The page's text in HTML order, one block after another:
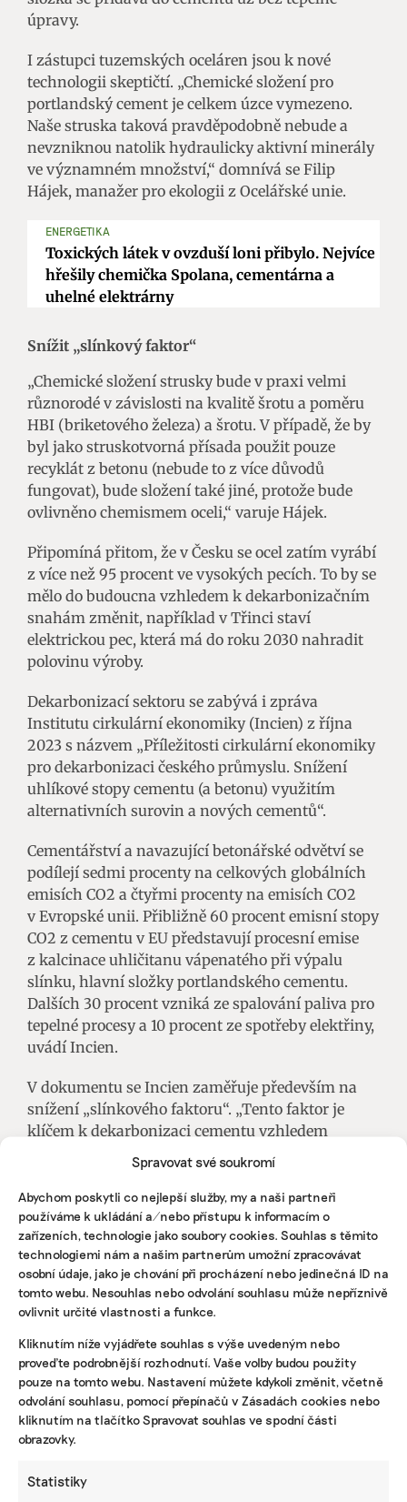
Spravovat své soukromí
Abychom poskytli co nejlepší služby, my a naši partneři
používáme k ukládání a/nebo přístupu k informacím o
zařízeních, technologie jako soubory cookies. Souhlas s těmito
technologiemi nám a našim partnerům umožní zpracovávat
osobní údaje, jako je chování při procházení nebo jedinečná ID na
tomto webu. Nesouhlas nebo odvolání souhlasu může nepříznivě
ovlivnit určité vlastnosti a funkce.
Kliknutím níže vyjádřete souhlas s výše uvedeným nebo
proveďte podrobnější rozhodnutí. Vaše volby budou použity
pouze na tomto webu. Nastavení můžete kdykoli změnit, včetně
odvolání souhlasu, pomocí přepínačů v Zásadách cookies nebo
kliknutím na tlačítko Spravovat souhlas ve spodní části
obrazovky.
Statistiky
úpravy.
I zástupci tuzemských oceláren jsou k nové
technologii skeptičtí. „Chemické složení pro
portlandský cement je celkem úzce vymezeno.
Naše struska taková pravděpodobně nebude a
nevzniknou natolik hydraulicky aktivní minerály
ve významném množství,“ domnívá se Filip
Hájek, manažer pro ekologii z Ocelářské unie.
ENERGETIKA
Toxických látek v ovzduší loni přibylo. Nejvíce
hřešily chemička Spolana, cementárna a
uhelné elektrárny
Snížit „slínkový faktor“
„Chemické složení strusky bude v praxi velmi
různorodé v závislosti na kvalitě šrotu a poměru
HBI (briketového železa) a šrotu. V případě, že by
byl jako struskotvorná přísada použit pouze
recyklát z betonu (nebude to z více důvodů
fungovat), bude složení také jiné, protože bude
ovlivněno chemismem oceli,“ varuje Hájek.
Připomíná přitom, že v Česku se ocel zatím vyrábí
z více než 95 procent ve vysokých pecích. To by se
mělo do budoucna vzhledem k dekarbonizačním
snahám změnit, například v Třinci staví
elektrickou pec, která má do roku 2030 nahradit
polovinu výroby.
Dekarbonizací sektoru se zabývá i zpráva
Institutu cirkulární ekonomiky (Incien) z října
2023 s názvem „Příležitosti cirkulární ekonomiky
pro dekarbonizaci českého průmyslu. Snížení
uhlíkové stopy cementu (a betonu) využitím
alternativních surovin a nových cementů“.
Cementářství a navazující betonářské odvětví se
podílejí sedmi procenty na celkových globálních
emisích CO2 a čtyřmi procenty na emisích CO2
v Evropské unii. Přibližně 60 procent emisní stopy
CO2 z cementu v EU představují procesní emise
z kalcinace uhličitanu vápenatého při výpalu
slínku, hlavní složky portlandského cementu.
Dalších 30 procent vzniká ze spalování paliva pro
tepelné procesy a 10 procent ze spotřeby elektřiny,
uvádí Incien.
V dokumentu se Incien zaměřuje především na
snížení „slínkového faktoru“. „Tento faktor je
klíčem k dekarbonizaci cementu vzhledem
k tomu, že výroba slínku se podílí 94 procenty na
emisích CO2 z výroby cementu. A zatímco cement
tvoří v průměru 14 procent hmotnosti betonu,
představuje 95 procent jeho uhlíkové stopy,“ píše
se ve zprávě. Zároveň by se obecně mělo usilovat o
snížení obsahu cementu v betonu, radí Incien.
IRENA BUŘÍVALOVÁ
Irena prošla MF Dnes nebo ekonomickými týdeníky Euro a
Czech Business Weekly. Nejradši píše o věčných chemikáliích